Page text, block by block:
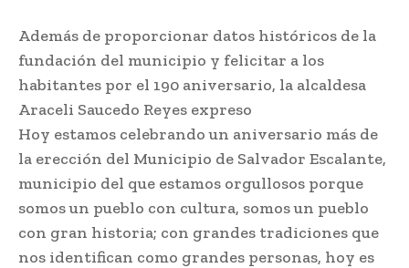
Además de proporcionar datos históricos de la
fundación del municipio y felicitar a los
habitantes por el 190 aniversario, la alcaldesa
Araceli Saucedo Reyes expreso
Hoy estamos celebrando un aniversario más de
la erección del Municipio de Salvador Escalante,
municipio del que estamos orgullosos porque
somos un pueblo con cultura, somos un pueblo
con gran historia; con grandes tradiciones que
nos identifican como grandes personas, hoy es